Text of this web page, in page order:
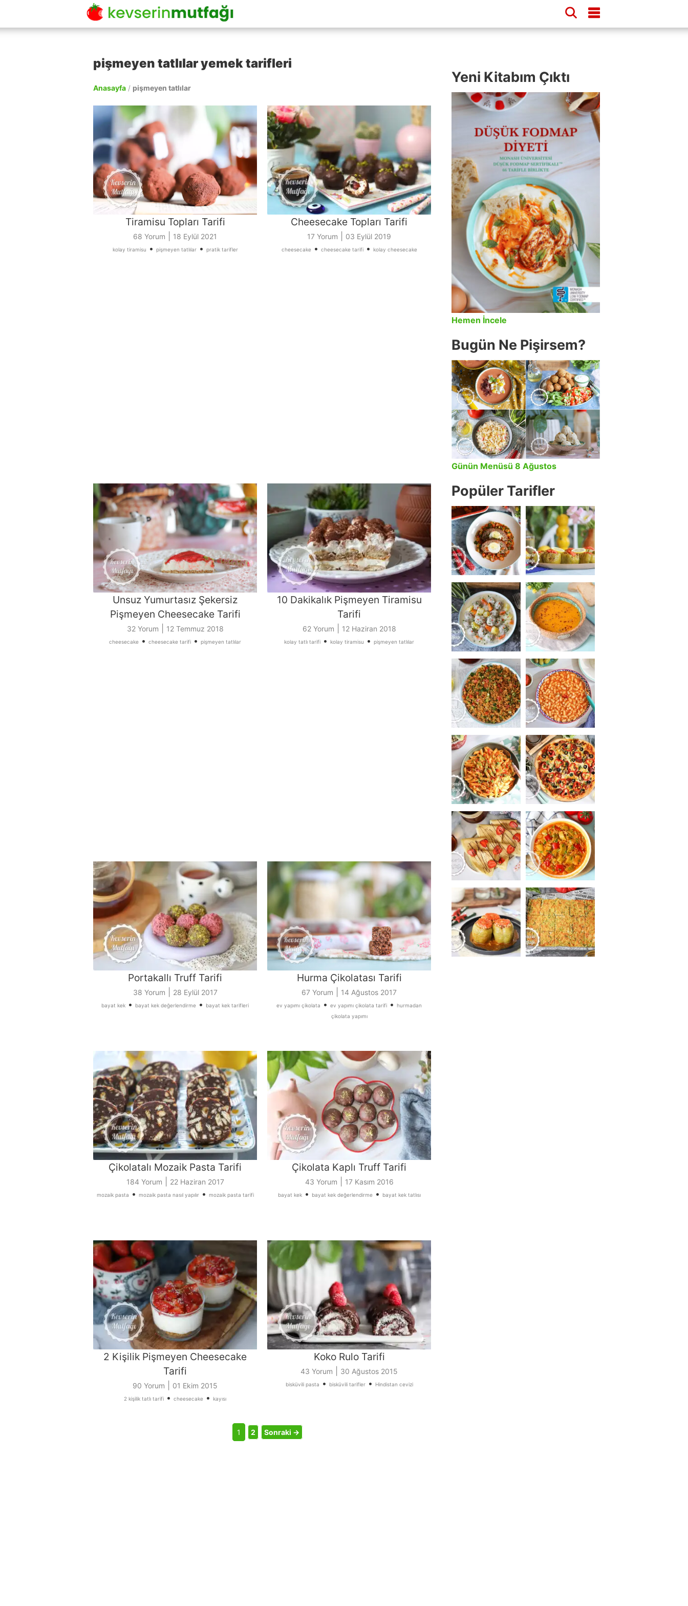
pişmeyen tatlılar yemek tarifleri
Anasayfa / pişmeyen tatlılar
Tiramisu Topları Tarifi
68 Yorum 18 Eylül 2021
kolay tiramisu • pişmeyen tatlılar• pratik tarifler
Cheesecake Topları Tarifi
17 Yorum 03 Eylül 2019
cheesecake• cheesecake tarifi• kolay cheesecake
Unsuz Yumurtasız Şekersiz
Pişmeyen Cheesecake Tarifi
32 Yorum 12 Temmuz 2018
cheesecake • cheesecake tarifi • pişmeyen tatlılar
10 Dakikalık Pişmeyen Tiramisu
Tarifi
62 Yorum 12 Haziran 2018
kolay tatlı tarifi • kolay tiramisu • pişmeyen tatlılar
Portakallı Truff Tarifi
38 Yorum 28 Eylül 2017
bayat kek • bayat kek değerlendirme • bayat kek tarifleri
Hurma Çikolatası Tarifi
67 Yorum 14 Ağustos 2017
ev yapımı çikolata • ev yapımı çikolata tarifi •
hurmadan
çikolata yapımı
Çikolatalı Mozaik Pasta Tarifi
184 Yorum 22 Haziran 2017
mozaik pasta • mozaik pasta nasıl yapılır• mozaik pasta tarifi
Çikolata Kaplı Truff Tarifi
43 Yorum 17 Kasım 2016
bayat kek• bayat kek değerlendirme• bayat kek tatlısı
2 Kişilik Pişmeyen Cheesecake
Tarifi
90 Yorum 01 Ekim 2015
2 kişilik tatlı tarifi • cheesecake • kayısı
Koko Rulo Tarifi
43 Yorum 30 Ağustos 2015
bisküvili pasta • bisküvili tarifler• Hindistan cevizi
1 2 Sonraki →
Yeni Kitabım Çıktı
Hemen İncele
Bugün Ne Pişirsem?
Günün Menüsü 8 Ağustos
Popüler Tarifler